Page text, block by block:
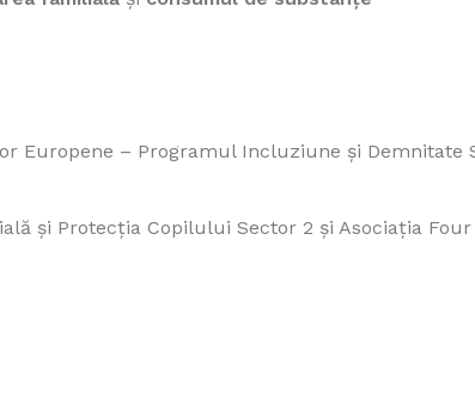
Europene – Programul Incluziune și Demnitate
și Protecția Copilului Sector 2 și Asociația Four